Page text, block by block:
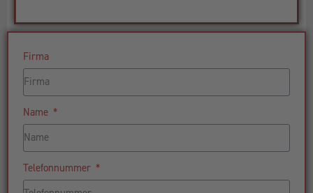
Firma
Name
Telefonnummer